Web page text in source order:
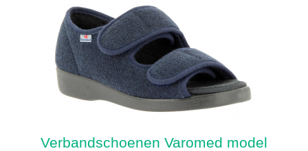
Verbandschoenen Varomed model